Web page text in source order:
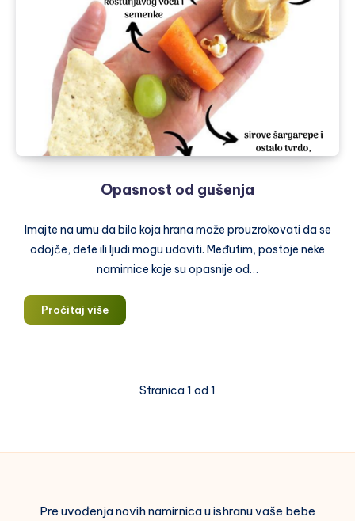
Opasnost od gušenja
Imajte na umu da bilo koja hrana može prouzrokovati da se
odojče, dete ili ljudi mogu udaviti. Međutim, postoje neke
namirnice koje su opasnije od…
Pročitaj višeOpasnost
od
Stranica 1 od 1
Pre uvođenja novih namirnica u ishranu vaše bebe